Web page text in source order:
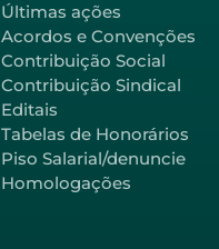
Últimas ações
Acordos e Convenções
Contribuição Social
Contribuição Sindical
Editais
Tabelas de Honorários
Piso Salarial/denuncie
Homologações